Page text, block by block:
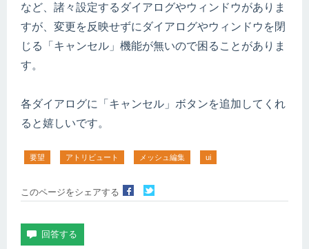
など、諸々設定するダイアログやウィンドウがありま
すが、変更を反映せずにダイアログやウィンドウを閉
じる「キャンセル」機能が無いので困ることがありま
す。
各ダイアログに「キャンセル」ボタンを追加してくれ
ると嬉しいです。
要望 アトリビュート メッシュ編集 ui
このページをシェアする